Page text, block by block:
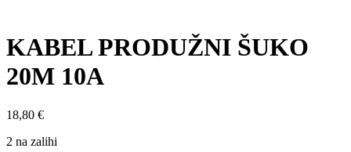
KABEL PRODUŽNI ŠUKO
20M 10A
18,80 €
2 na zalihi